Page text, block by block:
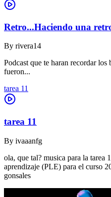
Retro...Haciendo una
By rivera14
Podcast que te haran recordar los
fueron...
tarea 11
tarea 11
By ivaaanfg
ola, que tal? musica para la tarea
aprendizaje (PLE) para el curso
gonsales